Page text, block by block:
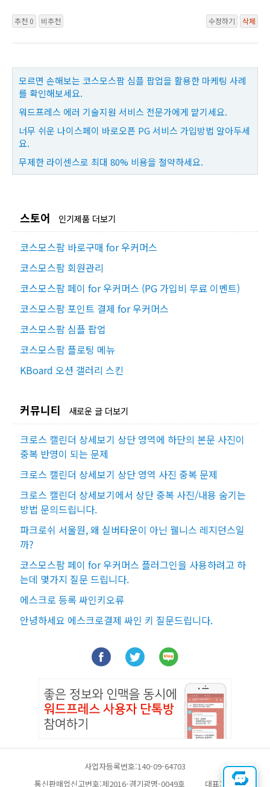
추천 0 비추천 수정하기 삭제
모르면 손해보는 코스모스팜 심플 팝업을 활용한 마케팅 사례
를 확인해보세요.
워드프레스 에러 기술지원 서비스 전문가에게 맡기세요.
너무 쉬운 나이스페이 바로오픈 PG 서비스 가입방법 알아두세
요.
무제한 라이센스로 최대 80% 비용을 절약하세요.
스토어 인기제품 더보기
코스모스팜 바로구매 for 우커머스
코스모스팜 회원관리
코스모스팜 페이 for 우커머스 (PG 가입비 무료 이벤트)
코스모스팜 포인트 결제 for 우커머스
코스모스팜 심플 팝업
코스모스팜 플로팅 메뉴
KBoard 오션 갤러리 스킨
커뮤니티 새로운 글 더보기
크로스 캘린더 상세보기 상단 영역에 하단의 본문 사진이
중복 반영이 되는 문제
크로스 캘린더 상세보기 상단 영역 사진 중복 문제
크로스 캘린더 상세보기에서 상단 중복 사진/내용 숨기는
방법 문의드립니다.
파크로쉬 서울원, 왜 실버타운이 아닌 웰니스 레지던스일
까?
코스모스팜 페이 for 우커머스 플러그인을 사용하려고 하
는데 몇가지 질문 드립니다.
에스크로 등록 싸인키오류
안녕하세요 에스크로결제 싸인 키 질문드립니다.
사업자등록번호:140-09-64703
통신판매업신고번호:제2016-경기광명-0049호
대표:채찬